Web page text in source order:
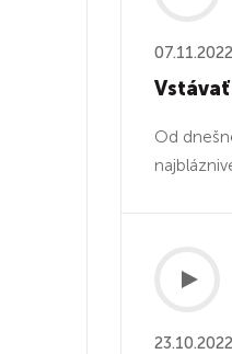
07.11.2022
Vstávať
Od
23.10.2022